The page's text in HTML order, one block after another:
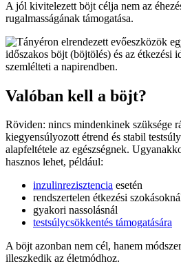
A jól kivitelezett böjt célja nem az
rugalmasságának támogatása.
Valóban kell a böjt?
Röviden: nincs mindenkinek szüksége
kiegyensúlyozott étrend és stabil
alapfeltétele az egészségnek.
hasznos lehet, például:
inzulinrezisztencia esetén
rendszertelen étkezési
gyakori nassolásnál
testsúlycsökkentés támogatására
A böjt azonban nem cél, hanem
illeszkedik az életmódhoz.